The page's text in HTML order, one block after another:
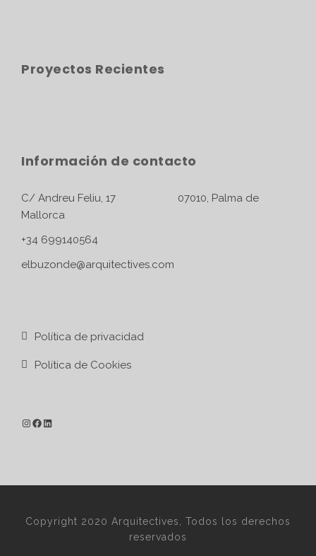
Proyectos Recientes
Información de contacto
C/ Andreu Feliu, 17 07010, Palma de
Mallorca
+34 699140564
elbuzonde@arquitectives.com
Política de privacidad
Política de Cookies
Copyright 2020 Arquitectives, Todos los derechos
reservados